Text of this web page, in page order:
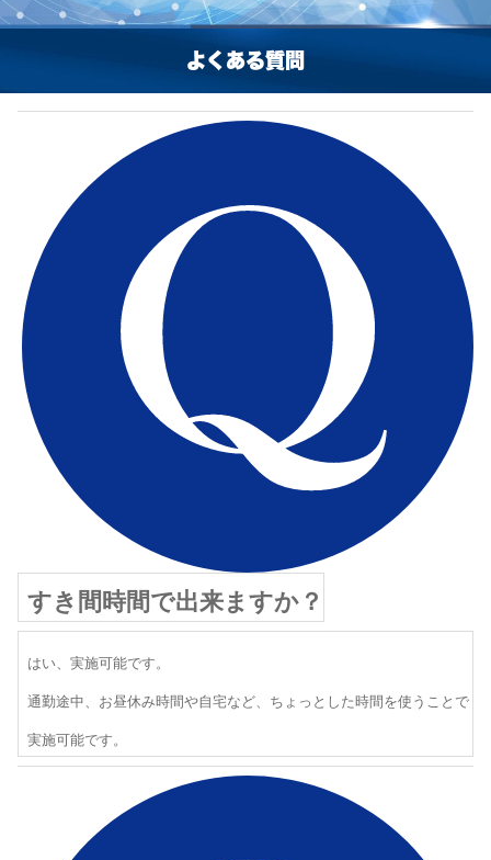
よくある質問
すき間時間で出来ますか？
はい、実施可能です。
通勤途中、お昼休み時間や自宅など、ちょっとした時間を使うことで
実施可能です。